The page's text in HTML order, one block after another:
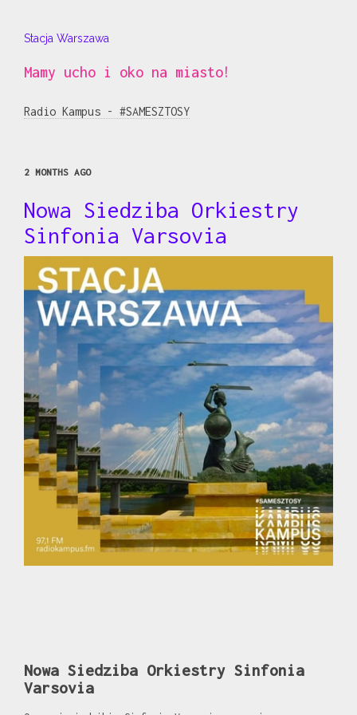
Stacja Warszawa
Mamy ucho i oko na miasto!
Radio Kampus - #SAMESZTOSY
2 MONTHS AGO
Nowa Siedziba Orkiestry
Sinfonia Varsovia
Nowa Siedziba Orkiestry Sinfonia
Varsovia